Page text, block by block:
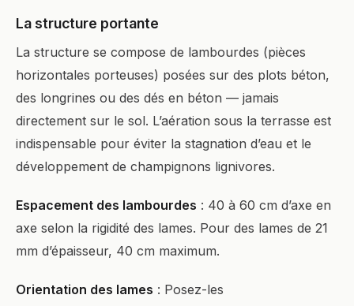
La structure portante
La structure se compose de lambourdes (pièces
horizontales porteuses) posées sur des plots béton,
des longrines ou des dés en béton — jamais
directement sur le sol. L’aération sous la terrasse est
indispensable pour éviter la stagnation d’eau et le
développement de champignons lignivores.
Espacement des lambourdes : 40 à 60 cm d’axe en
axe selon la rigidité des lames. Pour des lames de 21
mm d’épaisseur, 40 cm maximum.
Orientation des lames : Posez-les